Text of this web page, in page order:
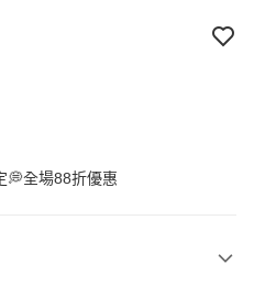
全場88折優惠